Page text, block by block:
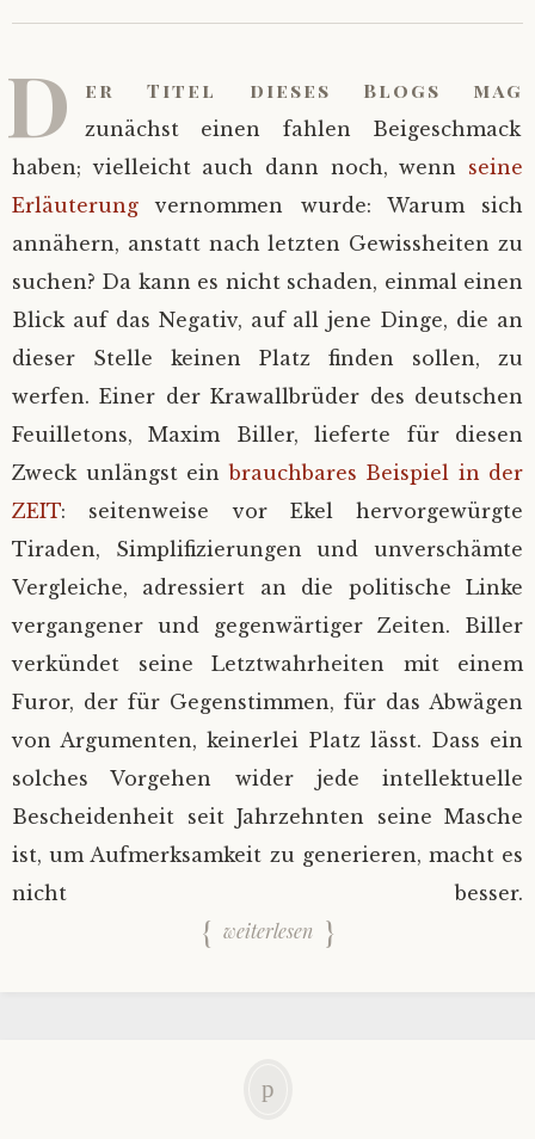
D er Titel dieses Blogs mag
zunächst einen fahlen Beigeschmack
haben; vielleicht auch dann noch, wenn seine
Erläuterung vernommen wurde: Warum sich
annähern, anstatt nach letzten Gewissheiten zu
suchen? Da kann es nicht schaden, einmal einen
Blick auf das Negativ, auf all jene Dinge, die an
dieser Stelle keinen Platz finden sollen, zu
werfen. Einer der Krawallbrüder des deutschen
Feuilletons, Maxim Biller, lieferte für diesen
Zweck unlängst einbrauchbares Beispiel in der
ZEIT: seitenweise vor Ekel hervorgewürgte
Tiraden, Simplifizierungen und unverschämte
Vergleiche, adressiert an die politische Linke
vergangener und gegenwärtiger Zeiten. Biller
verkündet seine Letztwahrheiten mit einem
Furor, der für Gegenstimmen, für das Abwägen
von Argumenten, keinerlei Platz lässt. Dass ein
solches Vorgehen wider jede intellektuelle
Bescheidenheit seit Jahrzehnten seine Masche
ist, um Aufmerksamkeit zu generieren, macht es
nicht besser.
weiterlesen